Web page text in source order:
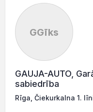
GGīks
GAUJA-AUTO,
sabiedrība
Rīga, Čiekurkalna 1.